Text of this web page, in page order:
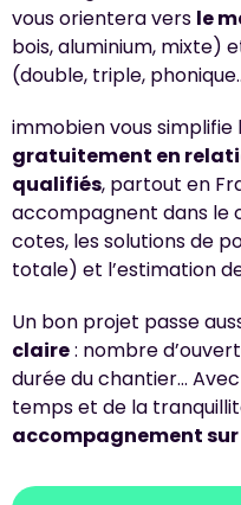
vous orientera vers le
bois, aluminium, mixte)
(double, triple,
immobien vous
gratuitement en
qualifiés, partout en
accompagnent dans le
cotes, les solutions de
totale) et l’estimation
Un bon projet passe
claire: nombre
durée du chantier…
temps et de la
accompagnement sur